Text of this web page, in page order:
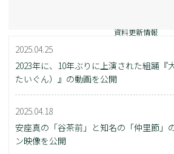
資料更新情報
2025.04.25
2023年に、10年ぶりに上演された組踊『
たいぐん）』の動画を公開
2025.04.18
安座真の「谷茶前」と知名の「仲里節」
ン映像を公開